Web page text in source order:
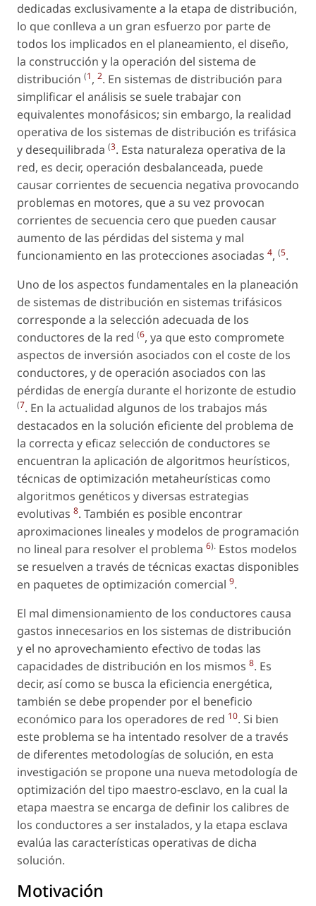
dedicadas exclusivamente a la etapa de distribución,
lo que conlleva a un gran esfuerzo por parte de
todos los implicados en el planeamiento, el diseño,
la construcción y la operación del sistema de
distribución (1, 2. En sistemas de distribución para
simplificar el análisis se suele trabajar con
equivalentes monofásicos; sin embargo, la realidad
operativa de los sistemas de distribución es trifásica
y desequilibrada (3. Esta naturaleza operativa de la
red, es decir, operación desbalanceada, puede
causar corrientes de secuencia negativa provocando
problemas en motores, que a su vez provocan
corrientes de secuencia cero que pueden causar
aumento de las pérdidas del sistema y mal
funcionamiento en las protecciones asociadas 4, (5.
Uno de los aspectos fundamentales en la planeación
de sistemas de distribución en sistemas trifásicos
corresponde a la selección adecuada de los
conductores de la red (6, ya que esto compromete
aspectos de inversión asociados con el coste de los
conductores, y de operación asociados con las
pérdidas de energía durante el horizonte de estudio
(7. En la actualidad algunos de los trabajos más
destacados en la solución eficiente del problema de
la correcta y eficaz selección de conductores se
encuentran la aplicación de algoritmos heurísticos,
técnicas de optimización metaheurísticas como
algoritmos genéticos y diversas estrategias
evolutivas 8. También es posible encontrar
aproximaciones lineales y modelos de programación
no lineal para resolver el problema 6). Estos modelos
se resuelven a través de técnicas exactas disponibles
en paquetes de optimización comercial 9.
El mal dimensionamiento de los conductores causa
gastos innecesarios en los sistemas de distribución
y el no aprovechamiento efectivo de todas las
capacidades de distribución en los mismos 8. Es
decir, así como se busca la eficiencia energética,
también se debe propender por el beneficio
económico para los operadores de red 10. Si bien
este problema se ha intentado resolver de a través
de diferentes metodologías de solución, en esta
investigación se propone una nueva metodología de
optimización del tipo maestro-esclavo, en la cual la
etapa maestra se encarga de definir los calibres de
los conductores a ser instalados, y la etapa esclava
evalúa las características operativas de dicha
solución.
Motivación